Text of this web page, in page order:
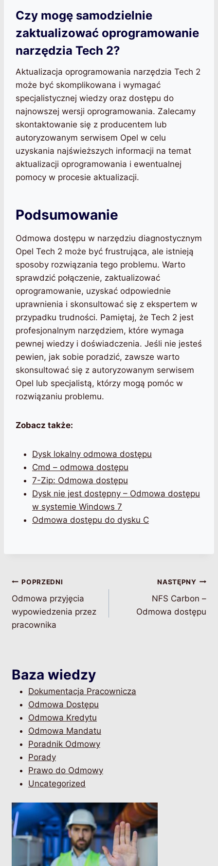
Czy mogę samodzielnie
zaktualizować oprogramowanie
narzędzia Tech 2?
Aktualizacja oprogramowania narzędzia Tech 2
może być skomplikowana i wymagać
specjalistycznej wiedzy oraz dostępu do
najnowszej wersji oprogramowania. Zalecamy
skontaktowanie się z producentem lub
autoryzowanym serwisem Opel w celu
uzyskania najświeższych informacji na temat
aktualizacji oprogramowania i ewentualnej
pomocy w procesie aktualizacji.
Podsumowanie
Odmowa dostępu w narzędziu diagnostycznym
Opel Tech 2 może być frustrująca, ale istnieją
sposoby rozwiązania tego problemu. Warto
sprawdzić połączenie, zaktualizować
oprogramowanie, uzyskać odpowiednie
uprawnienia i skonsultować się z ekspertem w
przypadku trudności. Pamiętaj, że Tech 2 jest
profesjonalnym narzędziem, które wymaga
pewnej wiedzy i doświadczenia. Jeśli nie jesteś
pewien, jak sobie poradzić, zawsze warto
skonsultować się z autoryzowanym serwisem
Opel lub specjalistą, którzy mogą pomóc w
rozwiązaniu problemu.
Zobacz także:
Dysk lokalny odmowa dostępu
Cmd – odmowa dostępu
7-Zip: Odmowa dostępu
Dysk nie jest dostępny – Odmowa dostępu
w systemie Windows 7
Odmowa dostępu do dysku C
Nawigacja
wpisu
POPRZEDNI
Odmowa przyjęcia
wypowiedzenia przez
pracownika
NASTĘPNY
NFS Carbon –
Odmowa dostępu
Baza wiedzy
Dokumentacja Pracownicza
Odmowa Dostępu
Odmowa Kredytu
Odmowa Mandatu
Poradnik Odmowy
Porady
Prawo do Odmowy
Uncategorized